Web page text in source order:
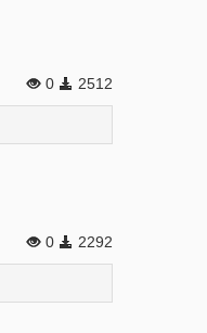
0 2512
0 2292